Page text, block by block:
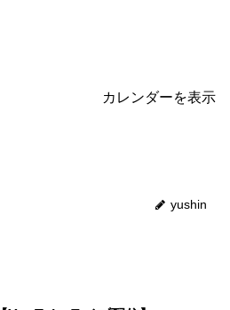
カレンダーを表示
yushin